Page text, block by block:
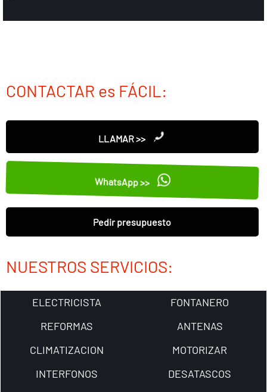
CONTACTAR es FÁCIL:
LLAMAR >>
WhatsApp >>
Pedir presupuesto
NUESTROS SERVICIOS:
ELECTRICISTA
FONTANERO
REFORMAS
ANTENAS
CLIMATIZACION
MOTORIZAR
INTERFONOS
DESATASCOS